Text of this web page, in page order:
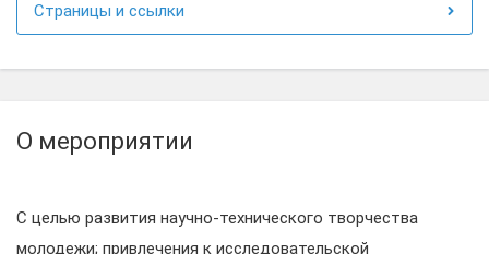
Страницы и ссылки
О мероприятии
С целью развития научно-технического творчества
молодежи; привлечения к исследовательской